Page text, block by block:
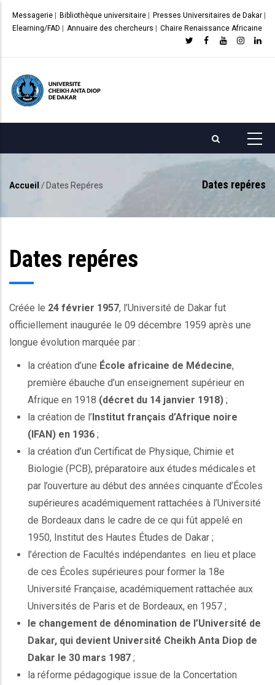
principal
Messagerie Bibliothèque universitaire Presses Universitaires de Dakar
Elearning/FAD
Annuaire des chercheurs Chaire Renaissance Africaine
Dates repéres
d'Ariane
Accueil / Dates Repéres
Dates repéres
Créée le 24 février 1957, l’Université de Dakar fut
officiellement inaugurée le 09 décembre 1959 après une
longue évolution marquée par :
la création d’une École africaine de Médecine,
première ébauche d’un enseignement supérieur en
Afrique en 1918 (décret du 14 janvier 1918) ;
la création de l’Institut français d’Afrique noire
(IFAN) en 1936 ;
la création d’un Certificat de Physique, Chimie et
Biologie (PCB), préparatoire aux études médicales et
par l’ouverture au début des années cinquante d’Écoles
supérieures académiquement rattachées à l’Université
de Bordeaux dans le cadre de ce qui fût appelé en
1950, Institut des Hautes Études de Dakar ;
l’érection de Facultés indépendantes en lieu et place
de ces Écoles supérieures pour former la 18e
Université Française, académiquement rattachée aux
Universités de Paris et de Bordeaux, en 1957 ;
le changement de dénomination de l’Université de
Dakar, qui devient Université Cheikh Anta Diop de
Dakar le 30 mars 1987 ;
la réforme pédagogique issue de la Concertation